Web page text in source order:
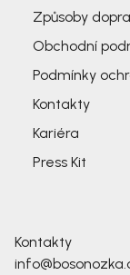
Způsoby
Obchodní
Podmínky
Kontakty
Kariéra
Press Kit
Kontakty